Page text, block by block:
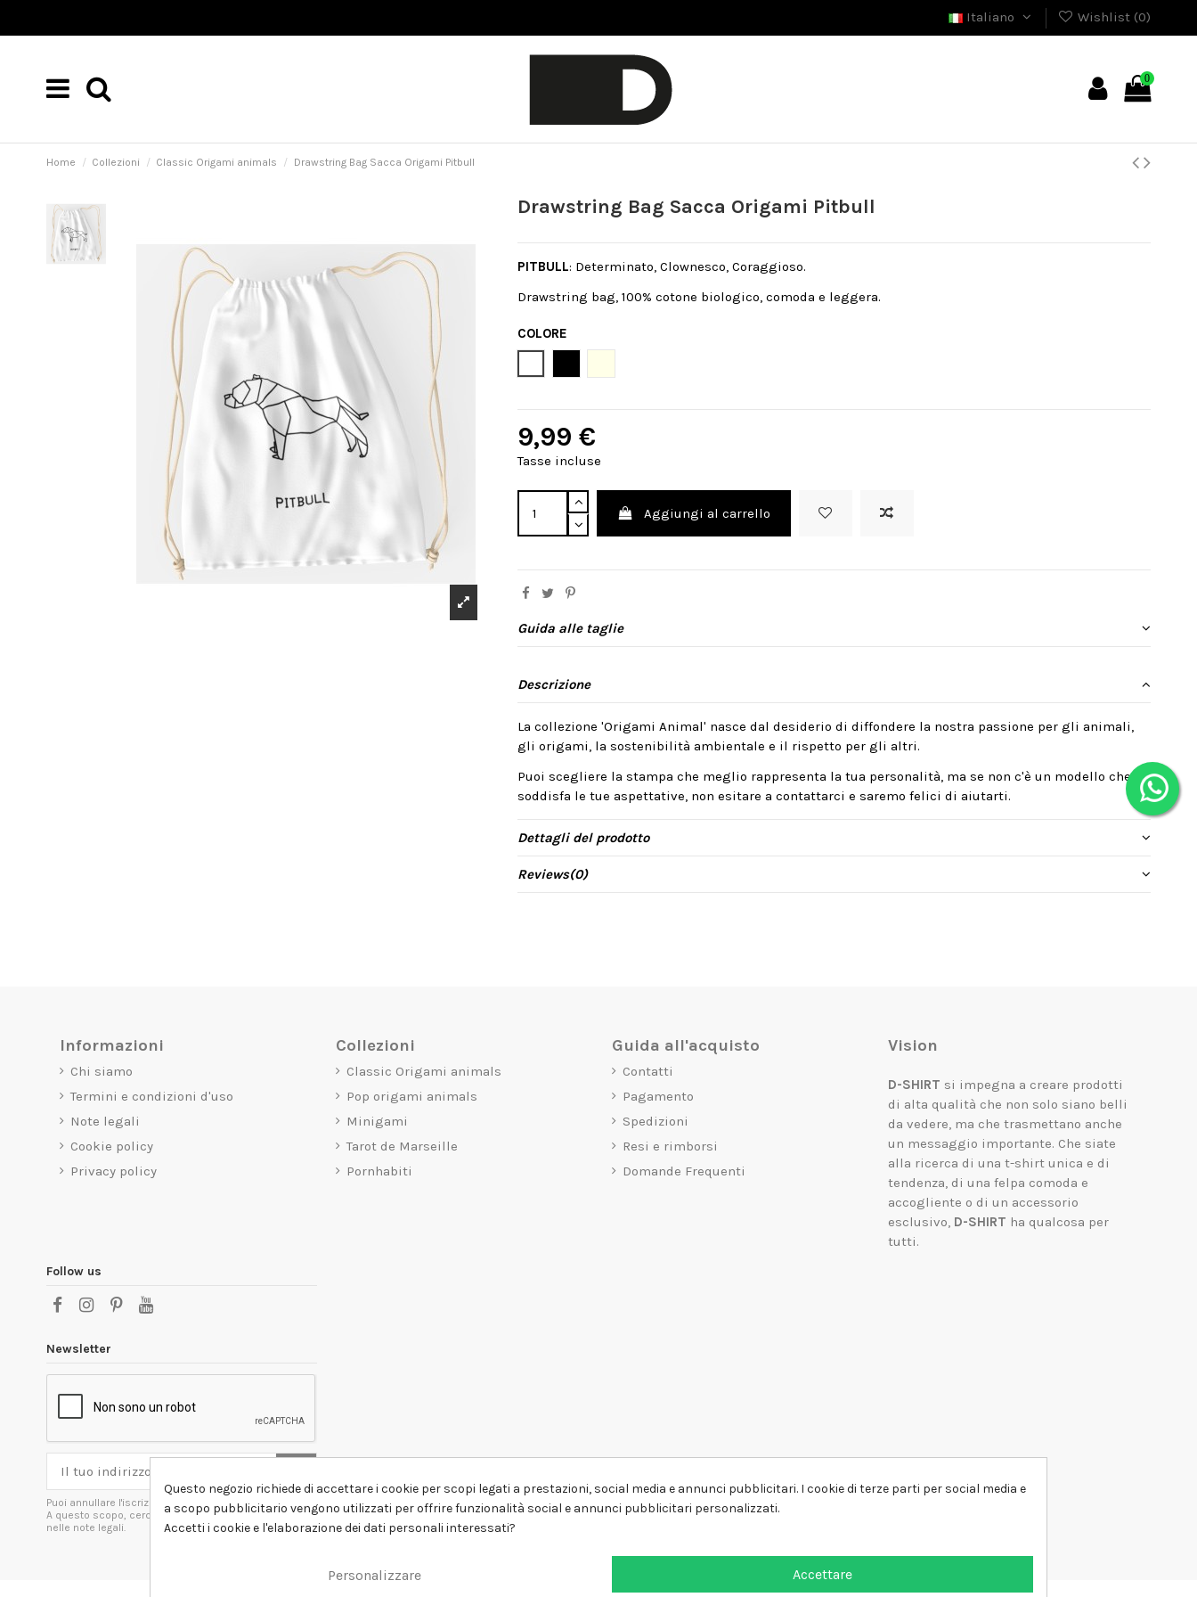
Italiano Wishlist (0)
0
Home Collezioni Classic Origami animals Drawstring Bag Sacca Origami Pitbull
Drawstring Bag Sacca Origami Pitbull
PITBULL: Determinato, Clownesco, Coraggioso.
Drawstring bag, 100% cotone biologico, comoda e leggera.
COLORE
9,99 €
Tasse incluse
Aggiungi al carrello
Guida alle taglie
Descrizione
La collezione 'Origami Animal' nasce dal desiderio di diffondere la nostra passione per gli animali,
gli origami, la sostenibilità ambientale e il rispetto per gli altri.
Puoi scegliere la stampa che meglio rappresenta la tua personalità, ma se non c'è un modello che
soddisfa le tue aspettative, non esitare a contattarci e saremo felici di aiutarti.
Dettagli del prodotto
Reviews(0)
Informazioni
Chi siamo
Termini e condizioni d'uso
Note legali
Cookie policy
Privacy policy
Collezioni
Classic Origami animals
Pop origami animals
Minigami
Tarot de Marseille
Pornhabiti
Guida all'acquisto
Contatti
Pagamento
Spedizioni
Resi e rimborsi
Domande Frequenti
Vision
D-SHIRT si impegna a creare prodotti
di alta qualità che non solo siano belli
da vedere, ma che trasmettano anche
un messaggio importante. Che siate
alla ricerca di una t-shirt unica e di
tendenza, di una felpa comoda e
accogliente o di un accessorio
esclusivo, D-SHIRT ha qualcosa per
tutti.
Follow us
Newsletter
Puoi annullare l'iscrizione in ogni momenti.
A questo scopo, cerca le info di contatto
nelle note legali.
Questo negozio richiede di accettare i cookie per scopi legati a prestazioni, social media e annunci pubblicitari. I cookie di terze parti per social media e
a scopo pubblicitario vengono utilizzati per offrire funzionalità social e annunci pubblicitari personalizzati.
Accetti i cookie e l'elaborazione dei dati personali interessati?
Accettare
Personalizzare